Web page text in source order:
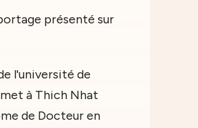
présenté sur
l'université de
à Thich Nhat
de Docteur en